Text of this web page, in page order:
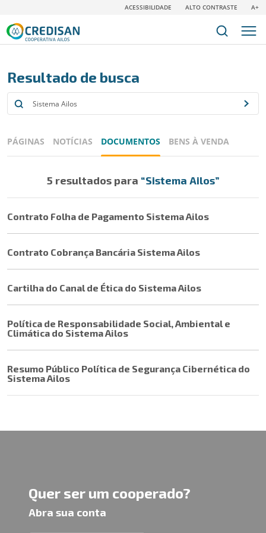
ACESSIBILIDADE ALTO CONTRASTE A+
Resultado de busca
PÁGINAS NOTÍCIAS DOCUMENTOS BENS À VENDA
5 resultados para “Sistema Ailos”
Contrato Folha de Pagamento Sistema Ailos
Contrato Cobrança Bancária Sistema Ailos
Cartilha do Canal de Ética do Sistema Ailos
Política de Responsabilidade Social, Ambiental e
Climática do Sistema Ailos
Resumo Público Política de Segurança Cibernética do
Sistema Ailos
Quer ser um cooperado?
Abra sua conta